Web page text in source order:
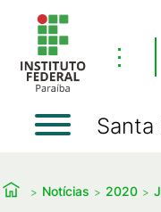
⋮
Santa
Notícias 2020